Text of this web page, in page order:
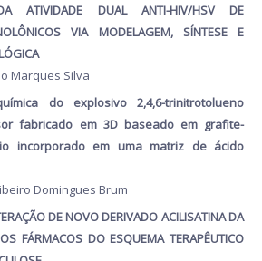
ATIVIDADE DUAL ANTI-HIV/HSV DE
VIA MODELAGEM, SÍNTESE E
Marques Silva
do explosivo 2,4,6-trinitrotolueno
fabricado em 3D baseado em grafite-
incorporado em uma matriz de ácido
Domingues Brum
DE NOVO DERIVADO ACILISATINA DA
FÁRMACOS DO ESQUEMA TERAPÊUTICO